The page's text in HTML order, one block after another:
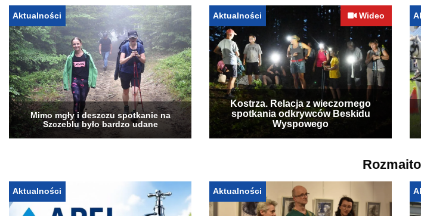
Aktualności
Mimo mgły i deszczu spotkanie na
Szczeblu było bardzo udane
Aktualności Wideo
Kostrza. Relacja z wieczornego
spotkania odkrywców Beskidu
Wyspowego
Aktualności Aktualności